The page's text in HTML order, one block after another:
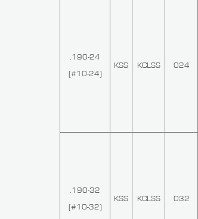
.190-24
(#10-24)
KSS KCLSS 024
.190-32
(#10-32)
KSS KCLSS 032